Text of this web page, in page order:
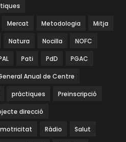
Mercat Metodologia Mitja
Natura Nocilla NOFC
Pati PdD PGAC
Anual de Centre
pràctiques Preinscripció
direcció
Ràdio Salut